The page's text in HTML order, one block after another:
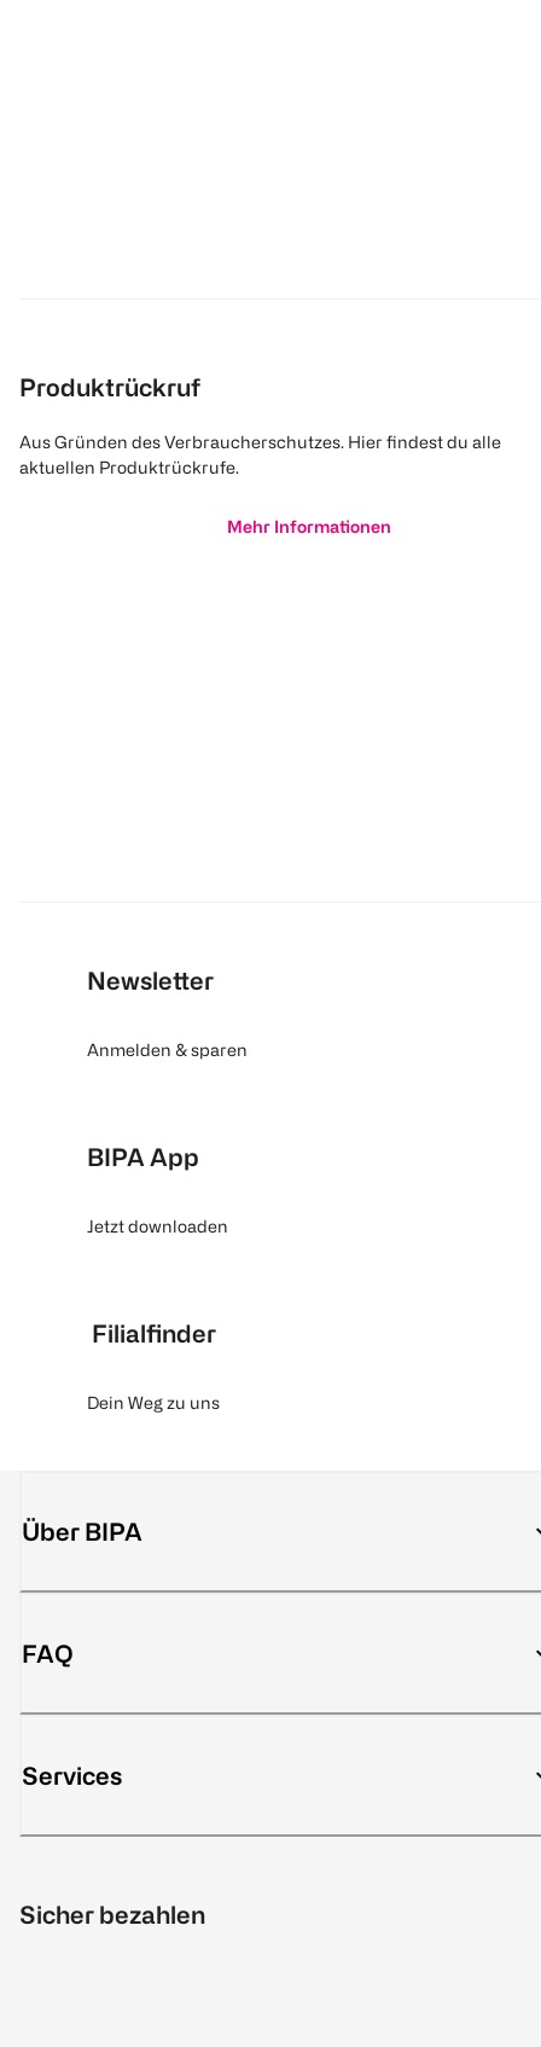
Produktrückruf
Aus Gründen des Verbraucherschutzes. Hier findest du alle
aktuellen Produktrückrufe.
Mehr Informationen
Newsletter
Anmelden & sparen
BIPA App
Jetzt downloaden
Filialfinder
Dein Weg zu uns
Über BIPA
FAQ
Services
Sicher bezahlen